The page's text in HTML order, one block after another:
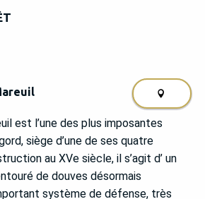
est l’une des plus imposantes
siège d’une de ses quatre
au XVe siècle, il s’agit d’ un
de douves désormais
système de défense, très